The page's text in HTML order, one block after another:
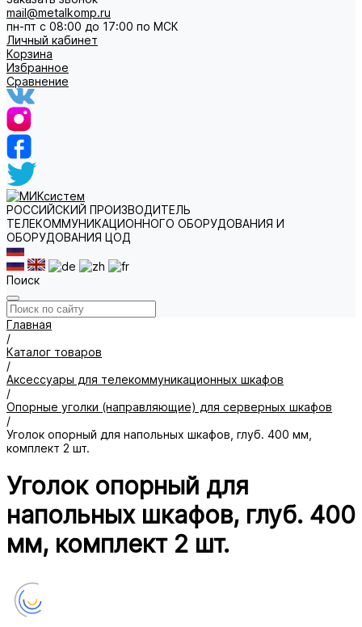
mail@metalkomp.ru
пн-пт с 08:00 до 17:00 по МСК
Личный кабинет
Корзина
Избранное
Сравнение
РОССИЙСКИЙ ПРОИЗВОДИТЕЛЬ
ТЕЛЕКОММУНИКАЦИОННОГО ОБОРУДОВАНИЯ И
ОБОРУДОВАНИЯ ЦОД
Поиск
Главная
/
Каталог товаров
/
Аксессуары для телекоммуникационных шкафов
/
Опорные уголки (направляющие) для серверных шкафов
/
Уголок опорный для напольных шкафов, глуб. 400 мм,
комплект 2 шт.
Уголок опорный для
напольных шкафов, глуб. 400
мм, комплект 2 шт.